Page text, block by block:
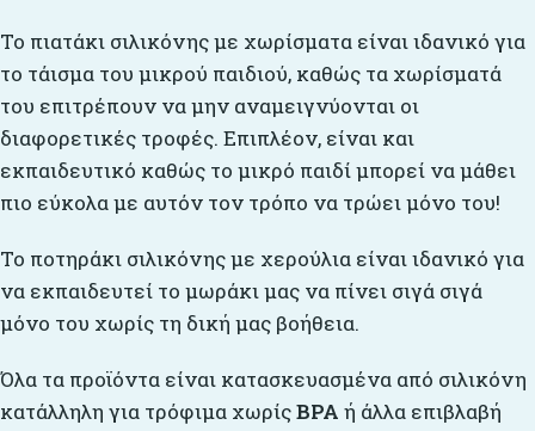
Το πιατάκι σιλικόνης με χωρίσματα είναι ιδανικό για
το τάισμα του μικρού παιδιού, καθώς τα χωρίσματά
του επιτρέπουν να μην αναμειγνύονται οι
διαφορετικές τροφές. Επιπλέον, είναι και
εκπαιδευτικό καθώς το μικρό παιδί μπορεί να μάθει
πιο εύκολα με αυτόν τον τρόπο να τρώει μόνο του!
Το ποτηράκι σιλικόνης με χερούλια είναι ιδανικό για
να εκπαιδευτεί το μωράκι μας να πίνει σιγά σιγά
μόνο του χωρίς τη δική μας βοήθεια.
Όλα τα προϊόντα είναι κατασκευασμένα από σιλικόνη
κατάλληλη για τρόφιμα χωρίςBPA ή άλλα επιβλαβή